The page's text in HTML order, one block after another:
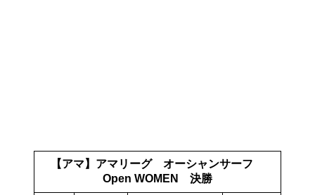
【アマ】アマリーグ オーシャンサーフ
Open WOMEN 決勝